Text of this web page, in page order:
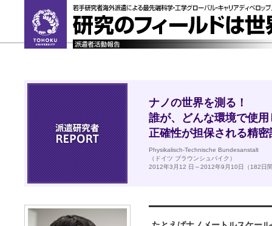
ナノの世界を測る！
誰が、どんな環境で使用
正確性が担保される精
Physikalisch-Technische Bundesanstalt
（ドイツ ブラウンシュバイク）
2012年3月12 日～2012年9月10日（182日